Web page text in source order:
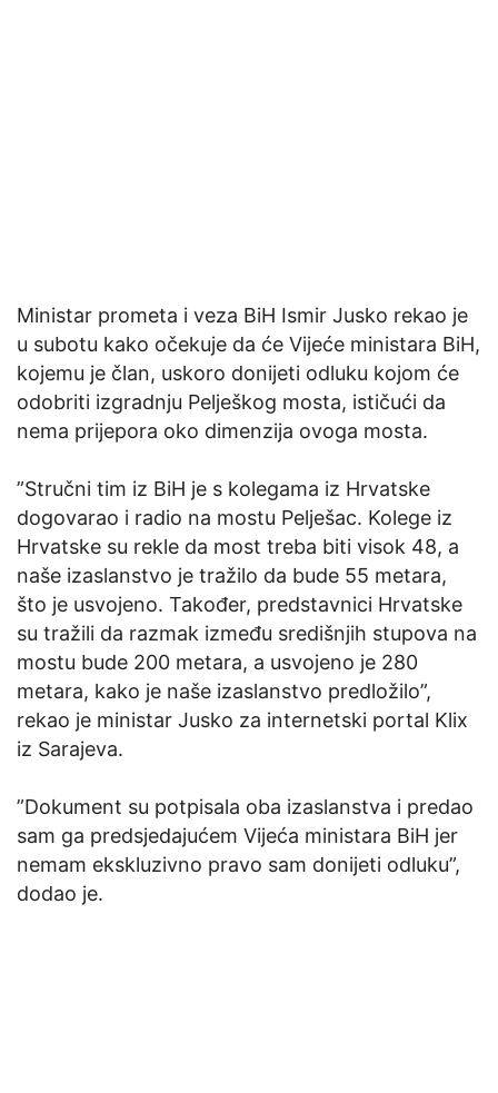
Ministar prometa i veza BiH Ismir Jusko rekao je
u subotu kako očekuje da će Vijeće ministara BiH,
kojemu je član, uskoro donijeti odluku kojom će
odobriti izgradnju Pelješkog mosta, ističući da
nema prijepora oko dimenzija ovoga mosta.
”Stručni tim iz BiH je s kolegama iz Hrvatske
dogovarao i radio na mostu Pelješac. Kolege iz
Hrvatske su rekle da most treba biti visok 48, a
naše izaslanstvo je tražilo da bude 55 metara,
što je usvojeno. Također, predstavnici Hrvatske
su tražili da razmak između središnjih stupova na
mostu bude 200 metara, a usvojeno je 280
metara, kako je naše izaslanstvo predložilo”,
rekao je ministar Jusko za internetski portal Klix
iz Sarajeva.
”Dokument su potpisala oba izaslanstva i predao
sam ga predsjedajućem Vijeća ministara BiH jer
nemam ekskluzivno pravo sam donijeti odluku”,
dodao je.